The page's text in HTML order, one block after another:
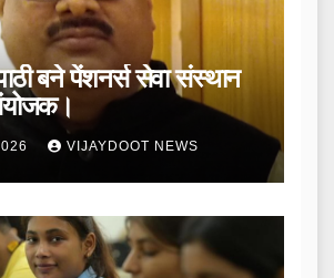
बने पेंशनर्स सेवा संस्थान
VIJAYDOOT NEWS